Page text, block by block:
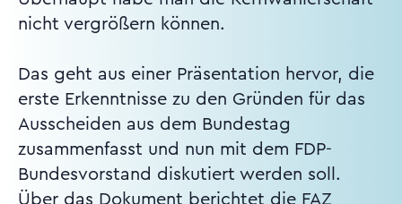
nicht vergrößern können.
Das geht aus einer Präsentation hervor, die
erste Erkenntnisse zu den Gründen für das
Ausscheiden aus dem Bundestag
zusammenfasst und nun mit dem FDP-
Bundesvorstand diskutiert werden soll.
Über das Dokument berichtet die FAZ